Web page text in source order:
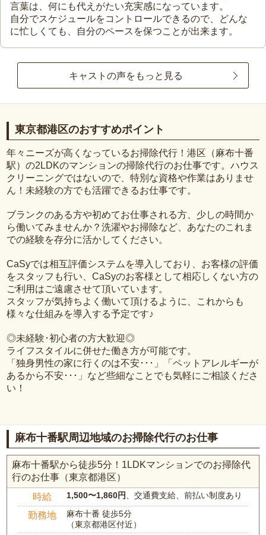
言葉は、何にも代えがたい充実感になっています。
自分でスケジュールをコントロールできるので、どんな
に忙しくても、自分のペースを保つことが出来ます。
キャストの声をもっと見る
東京都港区のおすすめポイント
年々ニーズが高くなっているお掃除代行！港区（麻布十番
駅）の2LDKのマンションの掃除代行のお仕事です。ハウス
クリーニングではないので、特別な資格や作業はありませ
ん！未経験の方でも活躍できるお仕事です。
ブランクのある方や初めてお仕事される方、少しの時間か
ら働いてみませんか？洗濯やお掃除など、あなたのこれま
での経験を存分に活かしてください。
CaSyでは相互評価システムを導入しており、お客様の評価
をスタッフも行い、CaSyのお客様として相応しくない方の
ご利用はご遠慮させて頂いています。
スタッフが気持ちよく働いて頂けるように、これからも
様々な仕組みを導入する予定です♪
◎未経験･初心者の方大歓迎◎
ライフスタイルに併せた働き方が可能です。
「独身男性の家に行くのは不安･･･」「ペットアレルギーが
あるから不安･･･」など些細なことでも気軽にご相談くださ
い！
麻布十番駅周辺地域のお掃除代行のお仕事
麻布十番駅から徒歩5分！1LDKマンションでのお掃除代
行のお仕事（東京都港区）
時給 1,500〜1,860円、交通費支給、前払い制度あり
勤務地
麻布十番 徒歩5分
（東京都港区付近）